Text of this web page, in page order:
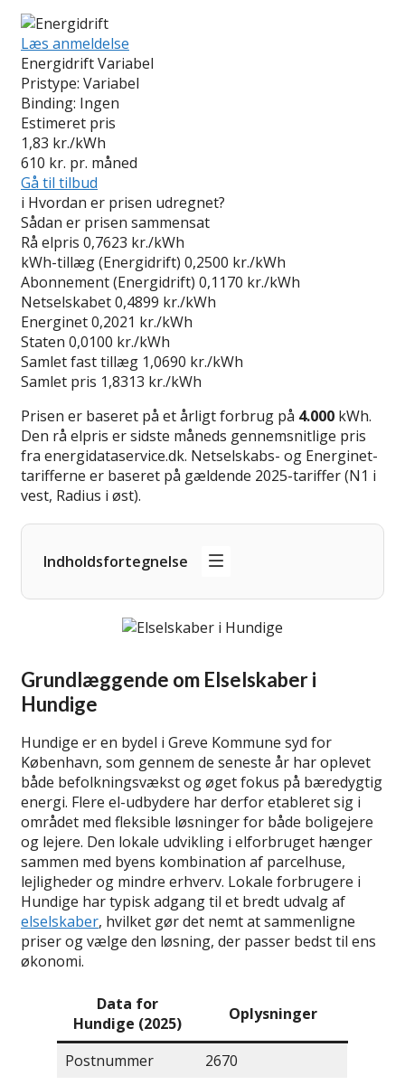
Læs anmeldelse
Energidrift Variabel
Pristype: Variabel
Binding: Ingen
Estimeret pris
1,83 kr./kWh
610 kr. pr. måned
Gå til tilbud
i Hvordan er prisen udregnet?
Sådan er prisen sammensat
Rå elpris 0,7623 kr./kWh
kWh-tillæg (Energidrift) 0,2500 kr./kWh
Abonnement (Energidrift) 0,1170 kr./kWh
Netselskabet0,4899 kr./kWh
Energinet0,2021 kr./kWh
Staten 0,0100 kr./kWh
Samlet fast tillæg 1,0690 kr./kWh
Samlet pris 1,8313 kr./kWh
Prisen er baseret på et årligt forbrug på 4.000 kWh.
Den rå elpris er sidste måneds gennemsnitlige pris
fra energidataservice.dk. Netselskabs- og Energinet-
tarifferne er baseret på gældende 2025-tariffer (N1 i
vest, Radius i øst).
Indholdsfortegnelse
Grundlæggende om Elselskaber i
Hundige
Hundige er en bydel i Greve Kommune syd for
København, som gennem de seneste år har oplevet
både befolkningsvækst og øget fokus på bæredygtig
energi. Flere el-udbydere har derfor etableret sig i
området med fleksible løsninger for både boligejere
og lejere. Den lokale udvikling i elforbruget hænger
sammen med byens kombination af parcelhuse,
lejligheder og mindre erhverv. Lokale forbrugere i
Hundige har typisk adgang til et bredt udvalg af
elselskaber, hvilket gør det nemt at sammenligne
priser og vælge den løsning, der passer bedst til ens
økonomi.
Data for
Hundige (2025)
Oplysninger
Postnummer
2670